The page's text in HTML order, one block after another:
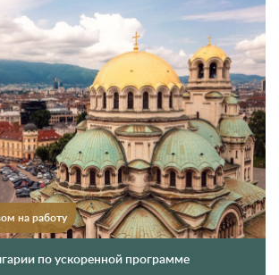
на работу
по ускоренной программе